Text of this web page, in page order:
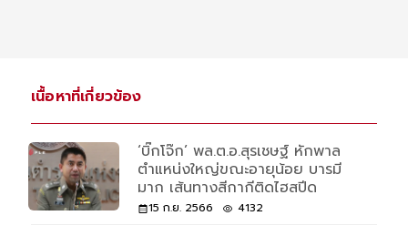
เนื้อหาที่เกี่ยวข้อง
‘บิ๊กโจ๊ก’ พล.ต.อ.สุรเชษฐ์ หักพาล
ตำแหน่งใหญ่ขณะอายุน้อย บารมี
มาก เส้นทางสีกากีติดไฮสปีด
15 ก.ย. 2566 4132